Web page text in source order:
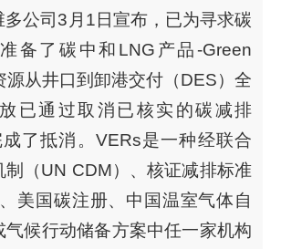
多公司3月1日宣布，已为寻求碳
备了碳中和LNG产品-Green
源从井口到卸港交付（DES）全
已通过取消已核实的碳减排
成了抵消。VERs是一种经联合
制（UN CDM）、核证减排标准
、美国碳注册、中国温室气体自
气候行动储备方案中任一家机构